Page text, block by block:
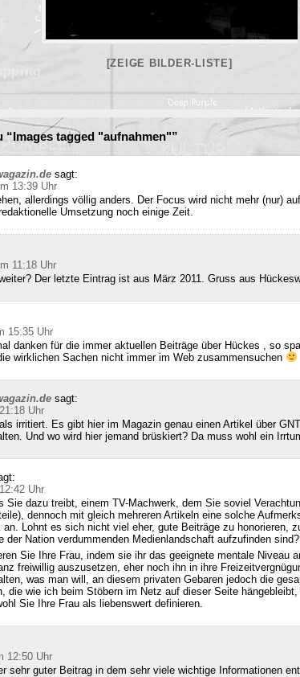
[ZEIGE BILDER-LISTE]
“Images tagged "aufnahmen"”
sagt:
13:39 Uhr
allerdings völlig anders. Der Focus wird nicht mehr (nur)
Umsetzung noch einige Zeit.
11:18 Uhr
Der letzte Eintrag ist aus März 2011. Gruss aus
15:35 Uhr
danken für die immer aktuellen Beiträge über Hückes , so
wirklichen Sachen nicht immer im Web zusammensuchen
sagt:
Uhr
irritiert. Es gibt hier im Magazin genau einen Artikel über
Und wo wird hier jemand brüskiert? Da muss wohl ein
Uhr
Sie dazu treibt, einem TV-Machwerk, dem Sie soviel
dennoch mit gleich mehreren Artikeln eine solche
an. Lohnt es sich nicht viel eher, gute Beiträge zu honorieren,
der Nation verdummenden Medienlandschaft aufzufinden sind?
Sie Ihre Frau, indem sie ihr das geeignete mentale Niveau
freiwillig auszusetzen, eher noch ihn in ihre
was man will, an diesem privaten Gebaren jedoch die
die wie ich beim Stöbern im Netz auf dieser Seite
Sie Ihre Frau als liebenswert definieren.
12:50 Uhr
sehr guter Beitrag in dem sehr viele wichtige Informationen